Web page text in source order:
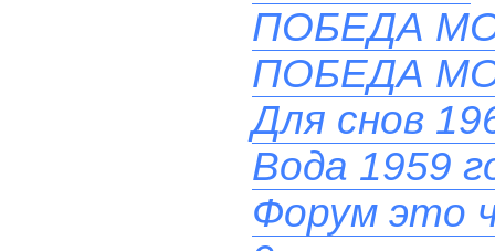
ПОБЕДА
ПОБЕДА
Для снов
Вода 1959
Форум это